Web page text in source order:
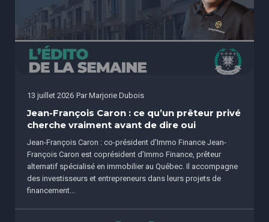
13 juillet 2026 Par Marjorie Dubois
Jean-François Caron : ce qu’un prêteur privé
cherche vraiment avant de dire oui
Jean-François Caron : co-président d'Immo Finance Jean-
François Caron est coprésident d’Immo Finance, prêteur
alternatif spécialisé en immobilier au Québec. Il accompagne
des investisseurs et entrepreneurs dans leurs projets de
financement...